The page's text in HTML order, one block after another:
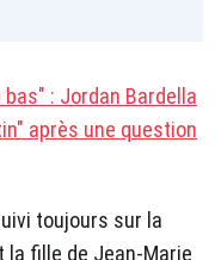
: Jordan Bardella
après une question
toujours sur la
la fille de Jean-Marie